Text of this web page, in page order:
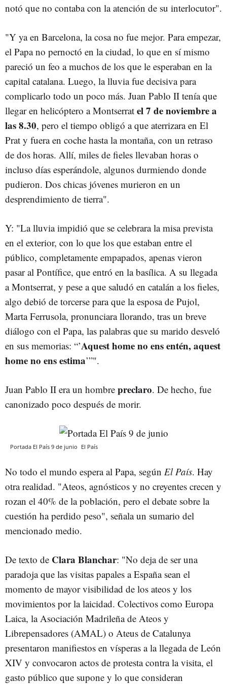
notó que no contaba con la atención de su interlocutor".
"Y ya en Barcelona, la cosa no fue mejor. Para empezar,
el Papa no pernoctó en la ciudad, lo que en sí mismo
pareció un feo a muchos de los que le esperaban en la
capital catalana. Luego, la lluvia fue decisiva para
complicarlo todo un poco más. Juan Pablo II tenía que
llegar en helicóptero a Montserrat el 7 de noviembre a
las 8.30, pero el tiempo obligó a que aterrizara en El
Prat y fuera en coche hasta la montaña, con un retraso
de dos horas. Allí, miles de fieles llevaban horas o
incluso días esperándole, algunos durmiendo donde
pudieron. Dos chicas jóvenes murieron en un
desprendimiento de tierra".
Y: "La lluvia impidió que se celebrara la misa prevista
en el exterior, con lo que los que estaban entre el
público, completamente empapados, apenas vieron
pasar al Pontífice, que entró en la basílica. A su llegada
a Montserrat, y pese a que saludó en catalán a los fieles,
algo debió de torcerse para que la esposa de Pujol,
Marta Ferrusola, pronunciara llorando, tras un breve
diálogo con el Papa, las palabras que su marido desveló
en sus memorias: “’Aquest home no ens entén, aquest
home no ens estima’”".
Juan Pablo II era un hombre preclaro. De hecho, fue
canonizado poco después de morir.
Portada El País 9 de junio El País
No todo el mundo espera al Papa, según El País. Hay
otra realidad. "Ateos, agnósticos y no creyentes crecen y
rozan el 40% de la población, pero el debate sobre la
cuestión ha perdido peso", señala un sumario del
mencionado medio.
De texto de Clara Blanchar: "No deja de ser una
paradoja que las visitas papales a España sean el
momento de mayor visibilidad de los ateos y los
movimientos por la laicidad. Colectivos como Europa
Laica, la Asociación Madrileña de Ateos y
Librepensadores (AMAL) o Ateus de Catalunya
presentaron manifiestos en vísperas a la llegada de León
XIV y convocaron actos de protesta contra la visita, el
gasto público que supone y lo que consideran